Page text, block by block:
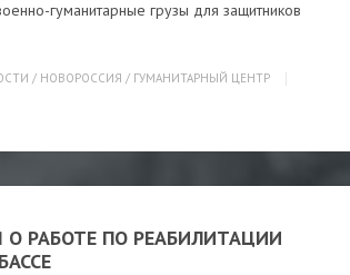
гуманитарные грузы для защитников
/ НОВОРОССИЯ / ГУМАНИТАРНЫЙ ЦЕНТР
О РАБОТЕ ПО РЕАБИЛИТАЦИИ